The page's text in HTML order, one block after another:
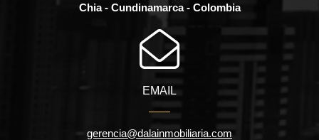
Chia - Cundinamarca - Colombia
EMAIL
gerencia@dalainmobiliaria.com